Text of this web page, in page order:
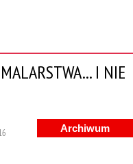
I NIE
Archiwum